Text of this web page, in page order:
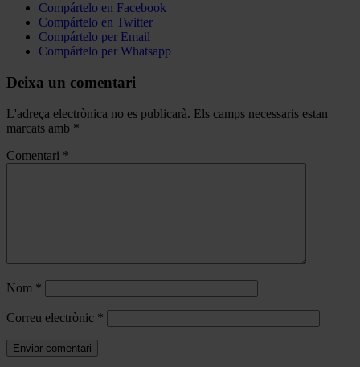
Compártelo en Facebook
Compártelo en Twitter
Compártelo per Email
Compártelo per Whatsapp
Deixa un comentari
L'adreça electrònica no es publicarà. Els camps necessaris estan
marcats amb *
Comentari *
Nom *
Correu electrònic *